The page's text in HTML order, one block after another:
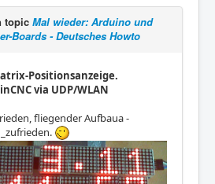
topic Mal wieder: Arduino und
Boards - Deutsches Howto
Positionsanzeige.
via UDP/WLAN
fliegender Aufbaua -